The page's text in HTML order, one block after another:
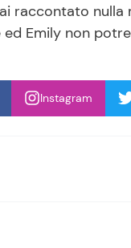
raccontato
Emily non
Instagram